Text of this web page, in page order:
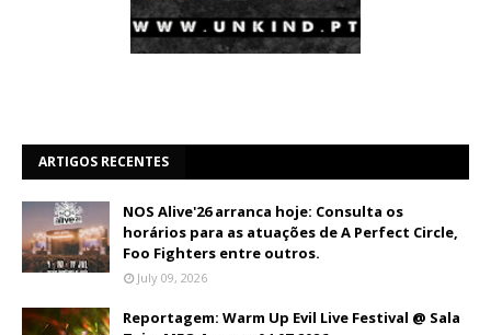
ARTIGOS RECENTES
NOS Alive'26 arranca hoje: Consulta os
horários para as atuações de A Perfect Circle,
Foo Fighters entre outros.
July 09, 2026
Reportagem: Warm Up Evil Live Festival @ Sala